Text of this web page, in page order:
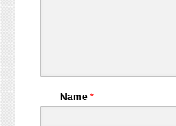
Name *